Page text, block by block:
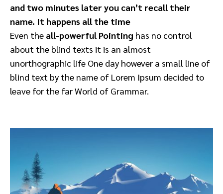
and two minutes later you can’t recall their
name. It happens all the time
Even the all-powerful Pointing has no control
about the blind texts it is an almost
unorthographic life One day however a small line of
blind text by the name of Lorem Ipsum decided to
leave for the far World of Grammar.